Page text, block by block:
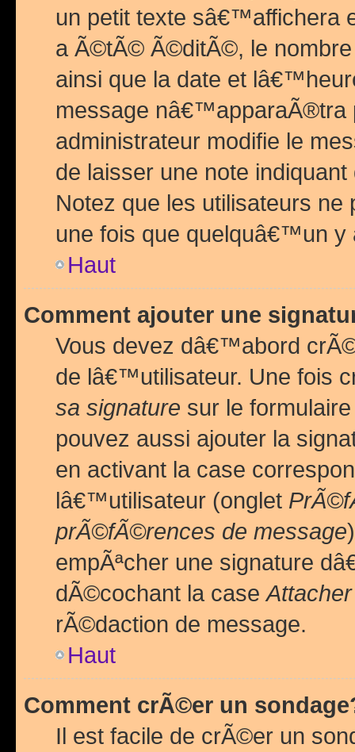
un petit texte sâ€™affichera
a Ã©tÃ© Ã©ditÃ©, le
ainsi que la date et
message nâ€™apparaÃ®tra
administrateur modifie le
de laisser une note
Notez que les utilisateurs
une fois que quelquâ€™un y
Haut
Comment ajouter une
Vous devez dâ€™abord
de lâ€™utilisateur. Une fois
sa signature sur le
pouvez aussi ajouter la
en activant la case
lâ€™utilisateur (onglet
prÃ©fÃ©rences de message
empÃªcher une signature
dÃ©cochant la case
rÃ©daction de message.
Haut
Comment crÃ©er un
Il est facile de crÃ©er un